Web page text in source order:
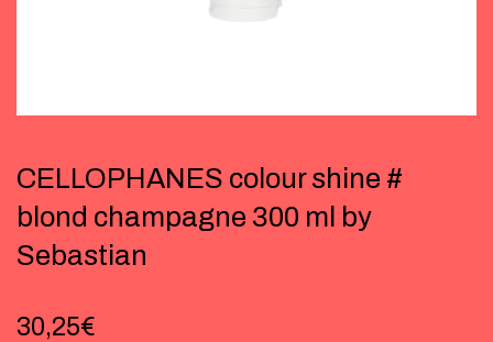
CELLOPHANES colour shine #
blond champagne 300 ml by
Sebastian
30,25€